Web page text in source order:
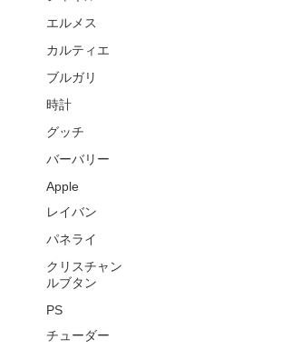
エルメス
カルティエ
ブルガリ
時計
グッチ
バーバリー
Apple
レイバン
パネライ
クリスチャン
ルブタン
PS
チューダー